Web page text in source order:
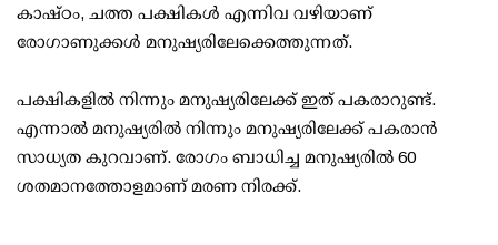
കാഷ്ഠം, ചത്ത പക്ഷികള്‍ എന്നിവ വഴിയാണ്
രോഗാണുക്കള്‍ മനുഷ്യരിലേക്കെത്തുന്നത്.
പക്ഷികളില്‍ നിന്നും മനുഷ്യരിലേക്ക് ഇത് പകരാറുണ്ട്.
എന്നാല്‍ മനുഷ്യരില്‍ നിന്നും മനുഷ്യരിലേക്ക് പകരാന്‍
സാധ്യത കുറവാണ്. രോഗം ബാധിച്ച മനുഷ്യരില്‍ 60
ശതമാനത്തോളമാണ് മരണ നിരക്ക്.